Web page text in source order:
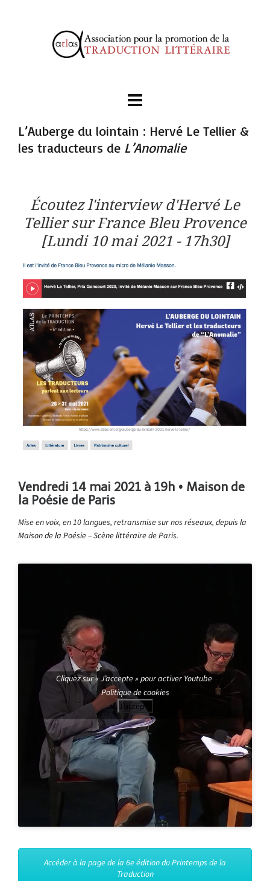
L’Auberge du lointain : Hervé Le Tellier &
les traducteurs de L’Anomalie
Écoutez l'interview d'Hervé Le
Tellier sur France Bleu Provence
[Lundi 10 mai 2021 - 17h30]
Vendredi 14 mai 2021 à 19h • Maison de
la Poésie de Paris
Mise en voix, en 10 langues, retransmise sur nos réseaux, depuis la
Maison de la Poésie – Scène littérairede Paris.
Cliquez sur « J’accepte » pour activer Youtube
Politique de cookies
J’accepte
Accéder à la page de la 6e édition du Printemps de la
Traduction